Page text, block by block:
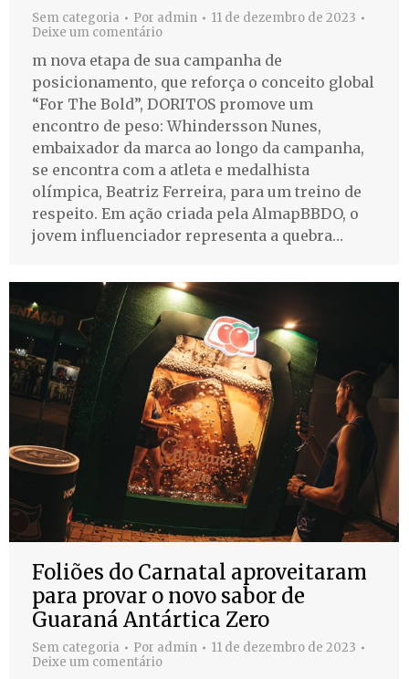
Sem categoria Por admin
11 de dezembro de 2023
Deixe um comentário
m nova etapa de sua campanha de
posicionamento, que reforça o conceito global
“For The Bold”, DORITOS promove um
encontro de peso: Whindersson Nunes,
embaixador da marca ao longo da campanha,
se encontra com a atleta e medalhista
olímpica, Beatriz Ferreira, para um treino de
respeito. Em ação criada pela AlmapBBDO, o
jovem influenciador representa a quebra…
Foliões do Carnatal aproveitaram
para provar o novo sabor de
Guaraná Antártica Zero
Sem categoria Por admin
11 de dezembro de 2023
Deixe um comentário